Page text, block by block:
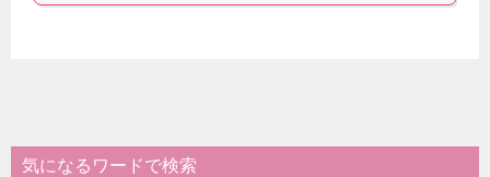
気になるワードで検索